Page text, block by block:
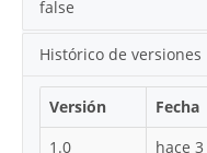
false
Histórico de versiones
Versión Fecha
1.0
hace